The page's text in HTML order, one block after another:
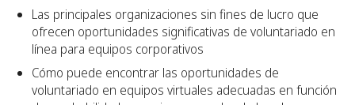
Las principales organizaciones sin fines de lucro que
ofrecen oportunidades significativas de voluntariado en
línea para equipos corporativos
Cómo puede encontrar las oportunidades de
voluntariado en equipos virtuales adecuadas en función